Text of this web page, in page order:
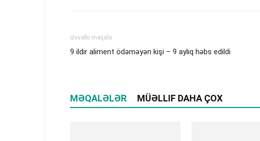
Əvvəlki məqalə
9 ildir aliment ödəməyən kişi – 9 aylıq həbs edildi
MƏQALƏLƏR MÜƏLLIF DAHA ÇOX